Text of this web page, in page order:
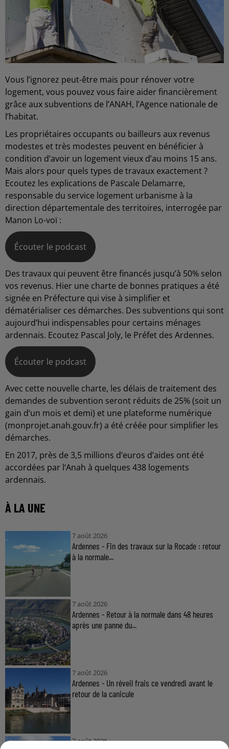
Vous l’ignorez peut-être mais pour rénover votre
logement, vous pouvez vous faire aider financièrement
grâce aux subventions de l’ANAH, l’Agence nationale de
l’habitat.
Les propriétaires occupants ou bailleurs aux revenus
modestes et très modestes peuvent en bénéficier à
condition d’avoir un logement vieux d’au moins 15 ans.
Mais alors pour quels types de travaux exactement ?
Ecoutez les explications de Pascale Delamarre,
responsable du service logement urbanisme à la
direction départementale des territoires, interrogée par
Manon Lo-voï :
Écouter le podcast
Des travaux qui peuvent être financés jusqu’à 50% selon
vos revenus. Hier une charte de bonnes pratiques a été
signée en Préfecture qui vise à simplifier et
dématérialiser ces démarches. Des subventions qui sont
aujourd’hui indispensables pour certains ménages
ardennais. Ecoutez Pascal Joly, le Préfet des Ardennes.
Écouter le podcast
Avec cette nouvelle charte, les délais de traitement des
demandes de subvention seront réduits de 25% (soit un
gain d’un mois et demi) et une plateforme numérique
(monprojet.anah.gouv.fr) a été créée pour simplifier les
démarches.
En 2017, près de 3,5 millions d’euros d’aides ont été
accordées par l‘Anah à quelques 438 logements
ardennais.
À LA UNE
7 août 2026
Ardennes - Fin des travaux sur la Rocade : retour
à la normale...
7 août 2026
Ardennes - Retour à la normale dans 48 heures
après une panne du...
7 août 2026
Ardennes - Un réveil frais ce vendredi avant le
retour de la canicule
7 août 2026